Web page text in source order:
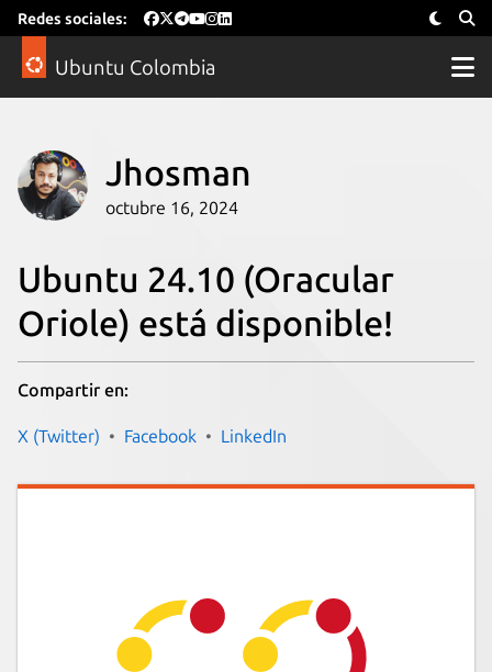
Redes sociales:
Ubuntu Colombia
Jhosman
octubre 16, 2024
Ubuntu 24.10 (Oracular
Oriole) está disponible!
Compartir en:
X (Twitter) Facebook LinkedIn